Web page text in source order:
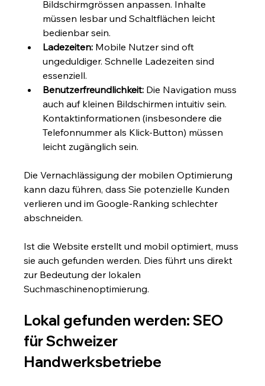
Bildschirmgrössen anpassen. Inhalte
müssen lesbar und Schaltflächen leicht
bedienbar sein.
Ladezeiten: Mobile Nutzer sind oft
ungeduldiger. Schnelle Ladezeiten sind
essenziell.
Benutzerfreundlichkeit: Die Navigation muss
auch auf kleinen Bildschirmen intuitiv sein.
Kontaktinformationen (insbesondere die
Telefonnummer als Klick-Button) müssen
leicht zugänglich sein.
Die Vernachlässigung der mobilen Optimierung
kann dazu führen, dass Sie potenzielle Kunden
verlieren und im Google-Ranking schlechter
abschneiden.
Ist die Website erstellt und mobil optimiert, muss
sie auch gefunden werden. Dies führt uns direkt
zur Bedeutung der lokalen
Suchmaschinenoptimierung.
Lokal gefunden werden: SEO
für Schweizer
Handwerksbetriebe